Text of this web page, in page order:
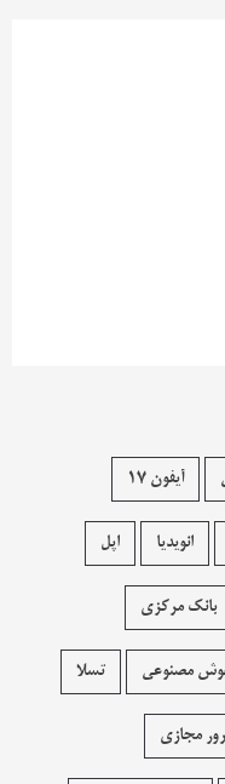
آیفون 17
انویدیا اپل
بانک مرکزی
مصنوعی تسلا
مجازی